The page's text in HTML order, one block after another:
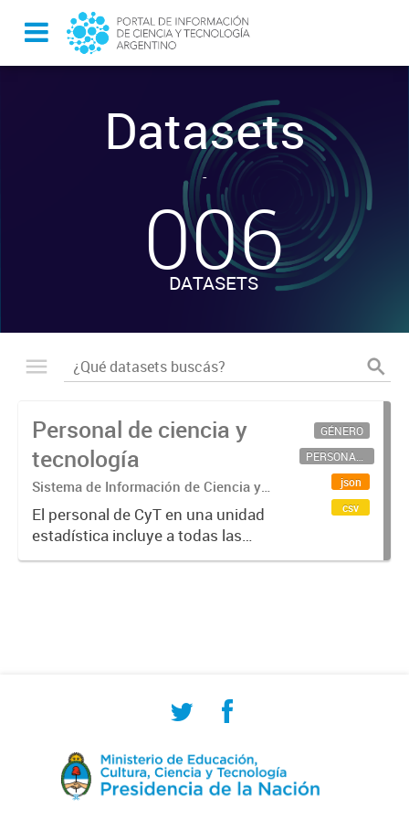
Datasets
-
006
DATASETS
Personal de ciencia y
tecnología
Sistema de Información de Ciencia y
Tecnología Argentino (SICYTAR)
El personal de CyT en una unidad
estadística incluye a todas las
personas involucradas
GÉNERO
PERSONAL CIENTÍFICO-TECNOLÓGICO
json
csv